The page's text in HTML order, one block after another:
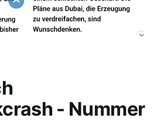
- Nummer